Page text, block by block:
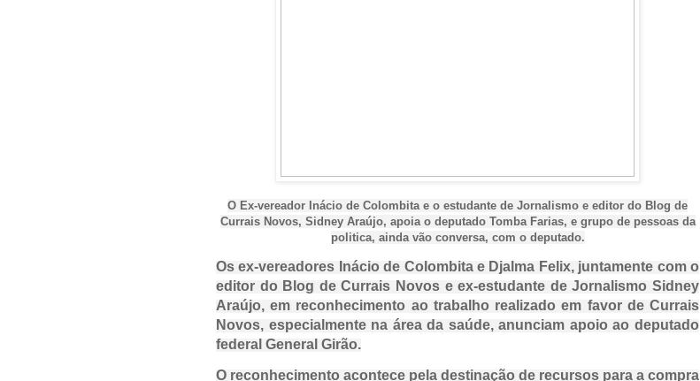
O Ex-vereador Inácio de Colombita e o estudante de Jornalismo e editor do Blog de
Currais Novos, Sidney Araújo, apoia o deputado Tomba Farias, e grupo de pessoas da
politica, ainda vão conversa, com o deputado.
Os ex-vereadores Inácio de Colombita e Djalma Felix, juntamente com o
editor do Blog de Currais Novos e ex-estudante de Jornalismo Sidney
Araújo, em reconhecimento ao trabalho realizado em favor de Currais
Novos, especialmente na área da saúde, anunciam apoio ao deputado
federal General Girão.
O reconhecimento acontece pela destinação de recursos para a compra